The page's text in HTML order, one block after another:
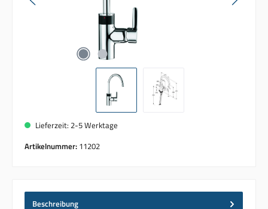
Lieferzeit: 2-5 Werktage
Artikelnummer: 11202
Beschreibung